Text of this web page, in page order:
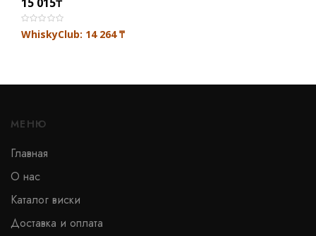
насчитывалось более десятка винокуренных заводов,
закрыты, таким образом, осталось только два
Виски Lagavulin — один из великих виски с острова
репутацию, получая самые высокие награды на
престижных конкурсах. Лагавулин также является
основой купажа для многих известных виски.
WhiskyClub: 14 264₸
МЕНЮ
Главная
О нас
Каталог виски
Доставка и оплата